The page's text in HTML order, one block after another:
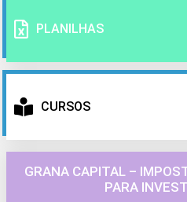
PLANILHAS
CURSOS
GRANA CAPITAL –
PARA